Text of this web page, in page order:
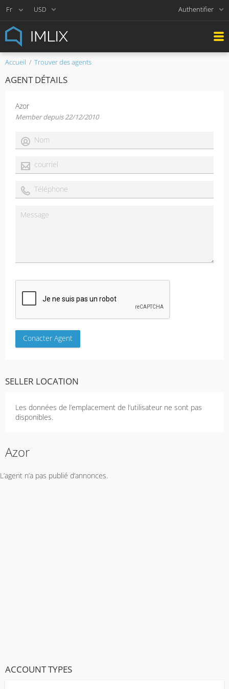
USD Authentifier
Accueil Trouver des agents
AGENT DÉTAILS
Azor
Member depuis 22/12/2010
SELLER LOCATION
Les données de l’emplacement de l’utilisateur ne sont pas
disponibles.
Azor
L’agent n’a pas publié d’annonces.
ACCOUNT TYPES